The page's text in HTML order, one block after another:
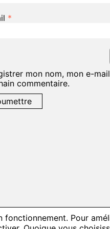
*
mon nom, mon e-
commentaire.
Pour